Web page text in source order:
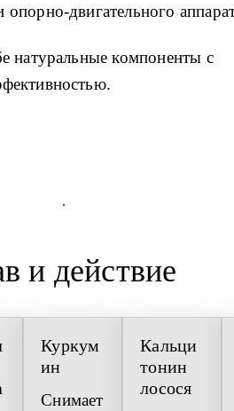
опорно-двигательного
натуральные компоненты с
и действие
Куркум
ин
Снимает
Кальци
тонин
лосося